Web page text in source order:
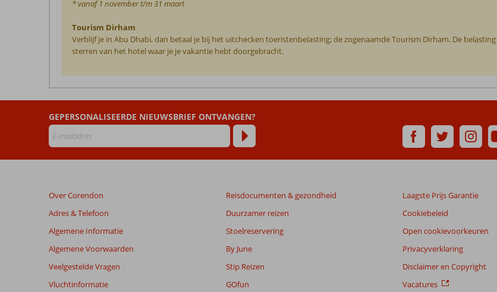
* vanaf 1 november t/m 31 maart
Tourism Dirham
Verblijf je in Abu Dhabi, dan betaal je bij het uitchecken toeristenbelasting; de zogenaamde Tourism Dirham. De
sterren van het hotel waar je je vakantie hebt doorgebracht.
door
klanten
in
Park
Abu
Dhabi
die
GEPERSONALISEERDE NIEUWSBRIEF ONTVANGEN?
Over Corendon
Adres & Telefoon
Algemene Informatie
Algemene Voorwaarden
Veelgestelde Vragen
Vluchtinformatie
Reisdocumenten & gezondheid
Duurzamer reizen
Stoelreservering
By June
Stip Reizen
GOfun
Laagste Prijs Garantie
Cookiebeleid
Open cookievoorkeuren
Privacyverklaring
Disclaimer en Copyright
Vacatures